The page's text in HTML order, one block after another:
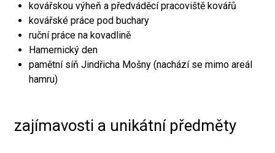
kovářskou výheň a předváděcí pracoviště kovářů
kovářské práce pod buchary
ruční práce na kovadlině
Hamernický den
pamětní síň Jindřicha Mošny (nachází se mimo areál
hamru)
zajímavosti a unikátní předměty